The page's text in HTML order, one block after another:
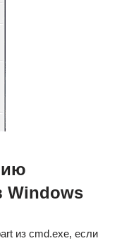
Windows
из cmd.exe, если